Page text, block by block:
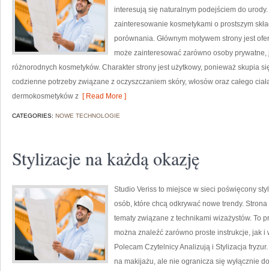
interesują się naturalnym podejściem do
zainteresowanie kosmetykami o prostszym
porównania. Głównym motywem strony jest
może zainteresować zarówno osoby
różnorodnych kosmetyków. Charakter strony jest użytkowy, ponieważ skupia
codzienne potrzeby związane z oczyszczaniem skóry, włosów oraz całego
dermokosmetyków z [ Read More ]
CATEGORIES: NOWE TECHNOLOGIE
Stylizacje na każdą okazję
Studio Veriss to miejsce w sieci poświęcony
osób, które chcą odkrywać nowe trendy.
tematy związane z technikami wizażystów. To
można znaleźć zarówno proste instrukcje, jak
Polecam Czytelnicy Analizują i Stylizacja
na makijażu, ale nie ogranicza się wyłącznie